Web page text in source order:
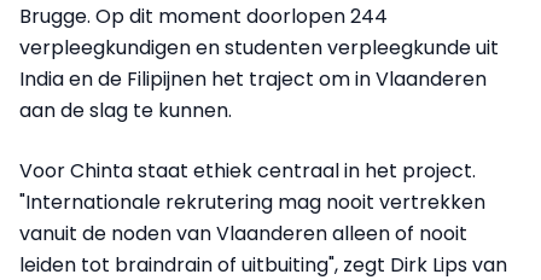
Brugge. Op dit moment doorlopen 244
verpleegkundigen en studenten verpleegkunde uit
India en de Filipijnen het traject om in Vlaanderen
aan de slag te kunnen.
Voor Chinta staat ethiek centraal in het project.
"Internationale rekrutering mag nooit vertrekken
vanuit de noden van Vlaanderen alleen of nooit
leiden tot braindrain of uitbuiting", zegt Dirk Lips van